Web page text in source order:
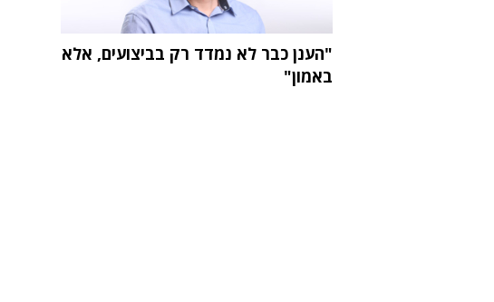
"הענן כבר לא נמדד רק בביצועים, אלא
באמון"